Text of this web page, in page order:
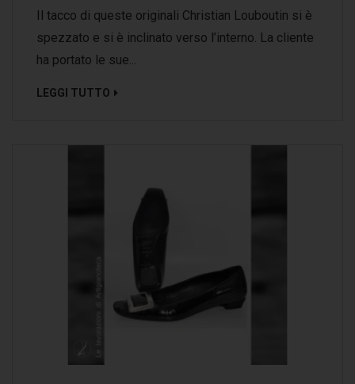
Il tacco di queste originali Christian Louboutin si è
spezzato e si è inclinato verso l’interno. La cliente
ha portato le sue...
LEGGI TUTTO